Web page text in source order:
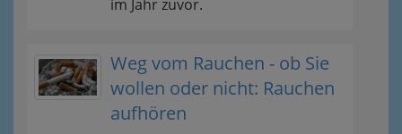
im Jahr zuvor.
Weg vom Rauchen - ob Sie
wollen oder nicht: Rauchen
aufhören